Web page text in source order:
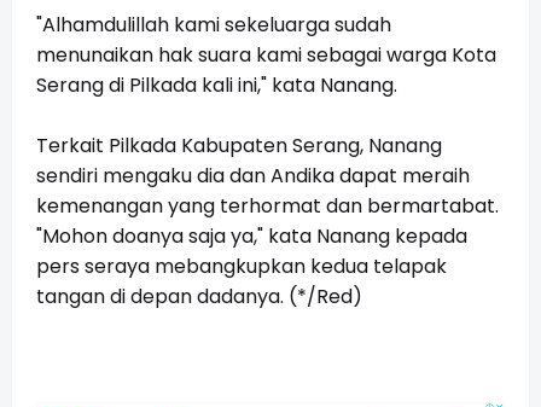
"Alhamdulillah kami sekeluarga sudah
menunaikan hak suara kami sebagai warga Kota
Serang di Pilkada kali ini," kata Nanang.
Terkait Pilkada Kabupaten Serang, Nanang
sendiri mengaku dia dan Andika dapat meraih
kemenangan yang terhormat dan bermartabat.
"Mohon doanya saja ya," kata Nanang kepada
pers seraya mebangkupkan kedua telapak
tangan di depan dadanya. (*/Red)